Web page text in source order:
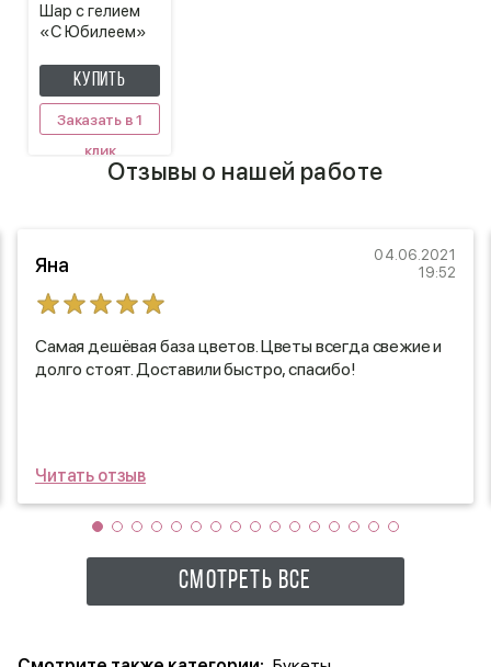
Шар с гелием
«С Юбилеем»
КУПИТЬ
Заказать в 1
клик
Отзывы о нашей работе
Яна
04.06.2021
19:52
Самая дешёвая база цветов. Цветы всегда свежие и
долго стоят. Доставили быстро, спасибо!
Читать отзыв
СМОТРЕТЬ ВСЕ